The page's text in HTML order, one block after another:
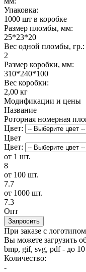
Упаковка:
1000 шт в коробке
Размер пломбы, мм:
25*23*20
Вес одной пломбы, гр.:
2
Размер коробки, мм:
310*240*100
Вес коробки:
2,00 кг
Модификации и цены
Название
Роторная номерная
Цвет:
Цвет
Цвет:
от 1 шт.
8
от 100 шт.
7.7
от 1000 шт.
7.3
Опт
Запросить
При заказе с
Вы можете загрузить
bmp, gif, svg, pdf - до
Количество:
-